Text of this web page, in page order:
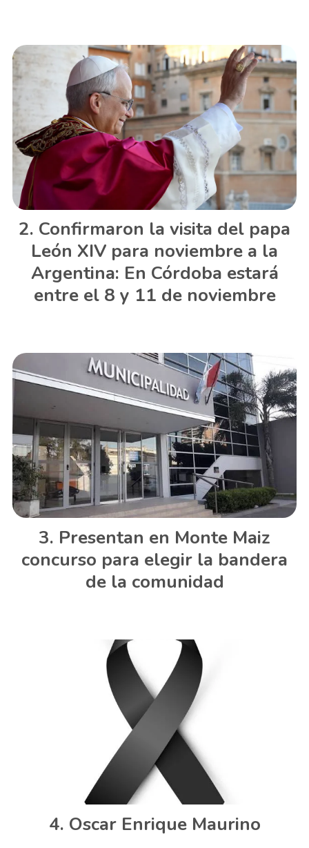
Confirmaron la visita del papa
León XIV para noviembre a la
Argentina: En Córdoba estará
entre el 8 y 11 de noviembre
Presentan en Monte Maiz
concurso para elegir la bandera
de la comunidad
Oscar Enrique Maurino